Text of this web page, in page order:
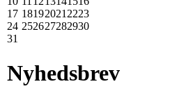
17 18192021 2223
24 252627282930
31
Nyhedsbrev